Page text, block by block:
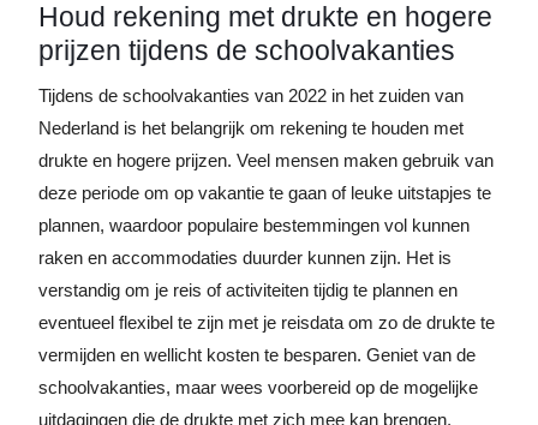
Houd rekening met drukte en hogere
prijzen tijdens de schoolvakanties
Tijdens de schoolvakanties van 2022 in het zuiden van
Nederland is het belangrijk om rekening te houden met
drukte en hogere prijzen. Veel mensen maken gebruik van
deze periode om op vakantie te gaan of leuke uitstapjes te
plannen, waardoor populaire bestemmingen vol kunnen
raken en accommodaties duurder kunnen zijn. Het is
verstandig om je reis of activiteiten tijdig te plannen en
eventueel flexibel te zijn met je reisdata om zo de drukte te
vermijden en wellicht kosten te besparen. Geniet van de
schoolvakanties, maar wees voorbereid op de mogelijke
uitdagingen die de drukte met zich mee kan brengen.